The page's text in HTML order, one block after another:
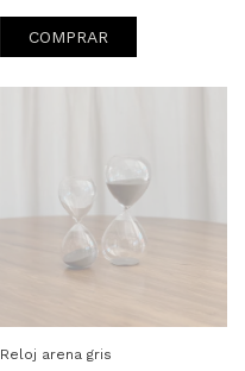
COMPRAR
Reloj arena gris